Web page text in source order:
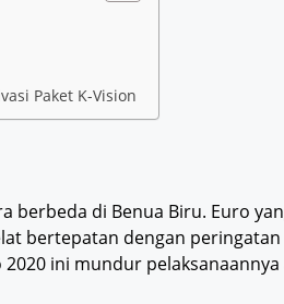
Paket K-Vision
berbeda di Benua Biru. Euro
bertepatan dengan
ini mundur